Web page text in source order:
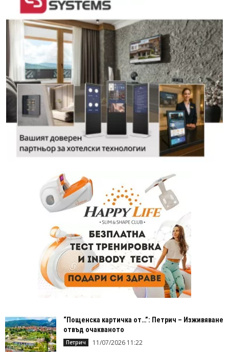
“Пощенска картичка от…”: Петрич – Изживяване
отвъд очакваното
Петрич 11/07/2026 11:22